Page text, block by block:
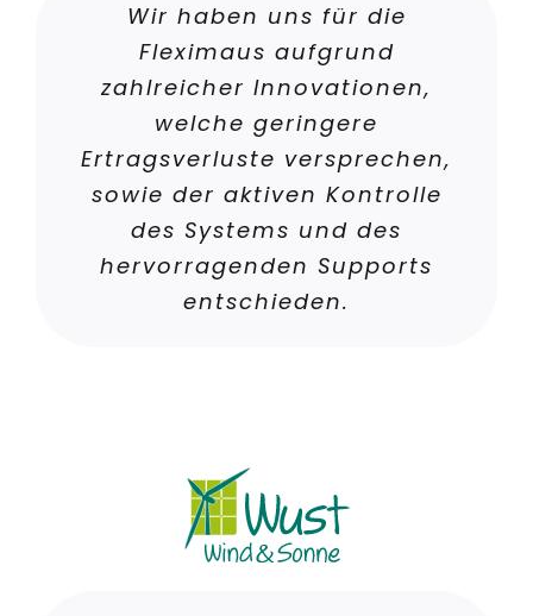
Wir haben uns für die
Fleximaus aufgrund
zahlreicher Innovationen,
welche geringere
Ertragsverluste versprechen,
sowie der aktiven Kontrolle
des Systems und des
hervorragenden Supports
entschieden.